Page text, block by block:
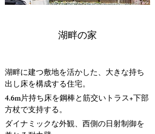
湖畔の家
湖畔に建つ敷地を活かした、大きな持ち
出し床を構成する住宅。
4.6m片持ち床を鋼棒と筋交いトラス+下部
方杖で支持する。
ダイナミックな外観、西側の日射制御を